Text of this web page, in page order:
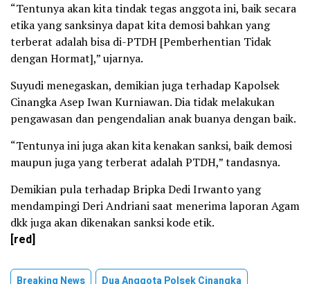
“Tentunya akan kita tindak tegas anggota ini, baik secara
etika yang sanksinya dapat kita demosi bahkan yang
terberat adalah bisa di-PTDH [Pemberhentian Tidak
dengan Hormat],” ujarnya.
Suyudi menegaskan, demikian juga terhadap Kapolsek
Cinangka Asep Iwan Kurniawan. Dia tidak melakukan
pengawasan dan pengendalian anak buanya dengan baik.
“Tentunya ini juga akan kita kenakan sanksi, baik demosi
maupun juga yang terberat adalah PTDH,” tandasnya.
Demikian pula terhadap Bripka Dedi Irwanto‎ yang
mendampingi Deri Andriani saat menerima laporan Agam
dkk juga akan dikenakan sanksi kode etik.
[red]